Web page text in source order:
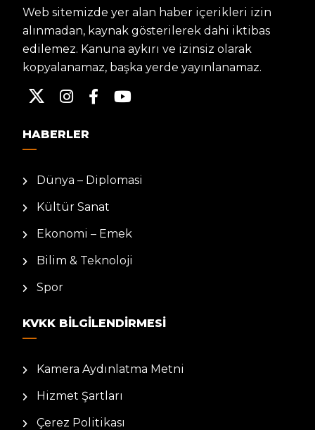
Web sitemizde yer alan haber içerikleri izin
alınmadan, kaynak gösterilerek dahi iktibas
edilemez. Kanuna aykırı ve izinsiz olarak
kopyalanamaz, başka yerde yayınlanamaz.
HABERLER
Dünya – Diplomasi
Kültür Sanat
Ekonomi – Emek
Bilim & Teknoloji
Spor
KVKK BILGILENDIRMESI
Kamera Aydınlatma Metni
Hizmet Şartları
Çerez Politikası